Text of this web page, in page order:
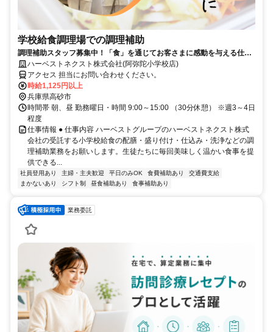
学校給食調理場での調理補助
調理補助スタッフ募集中！「食」を通じてお客さまに感動を与える仕事
をしよう♪
ハーベストネクスト株式会社(阿弥陀小学校店)
アクセス 担当にお問い合わせください。
時給1,125円以上
兵庫県高砂市
時間帯 朝、昼 勤務曜日・時間 9:00～15:00 （30分休憩） ※週3～4日
程度
仕事情報 ● 仕事内容 ハーベストグループのハーベストネクスト株式
会社の受託する小学校給食の配膳・盛り付け・仕込み・洗浄などの調
理補助業務をお願いします。生徒たちに毎回美味しく温かい食事を提
供できる...
社員登用あり 主婦・主夫歓迎 平日のみOK 食費補助あり
交通費支給
まかないあり
シフト制 昼食補助あり 食事補助あり
業務委託